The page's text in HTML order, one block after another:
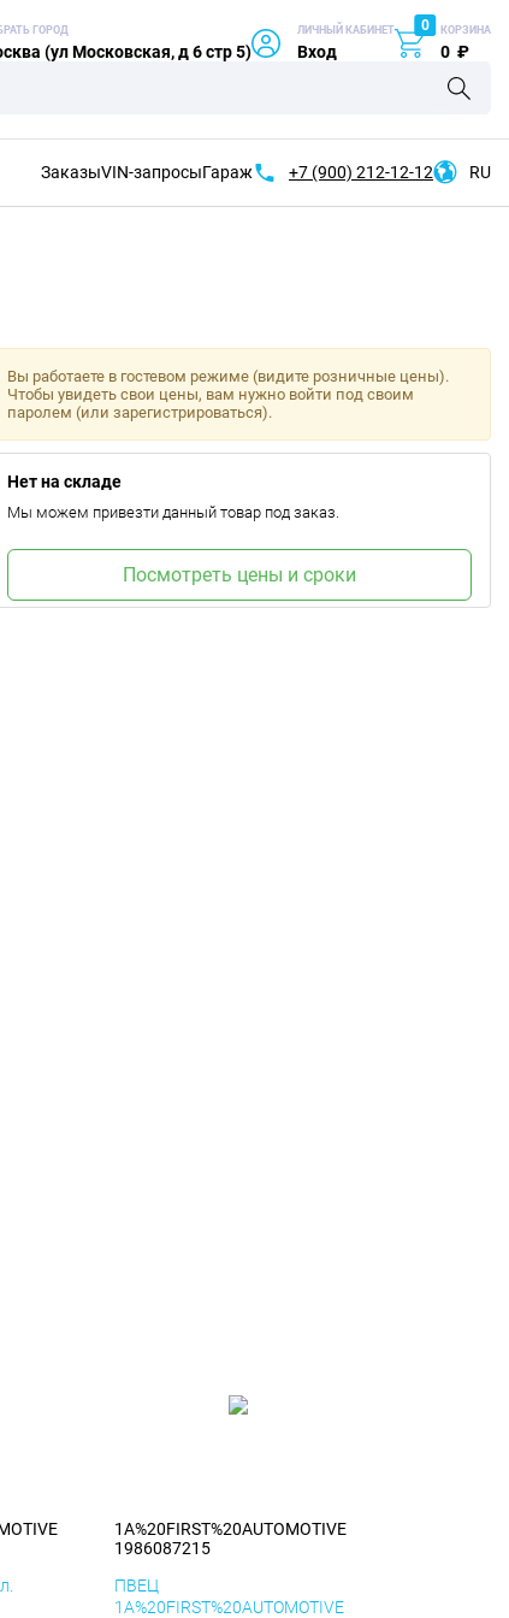
ГОРОД
(ул Московская, д 6 стр 5)
ЛИЧНЫЙ КАБИНЕТ
Вход
0 КОРЗИНА
0 ₽
ЗаказыVIN-запросыГараж +7 (900) 212-12-12 RU
Вы работаете в гостевом режиме (видите розничные цены).
Чтобы увидеть свои цены, вам нужно войти под своим
паролем (или зарегистрироваться).
Нет на складе
Мы можем привезти данный товар под заказ.
Посмотреть цены и сроки
1A%20FIRST%20AUTOMOTIVE
1986087215
ПВЕЦ
1A%20FIRST%20AUTOMOTIVE